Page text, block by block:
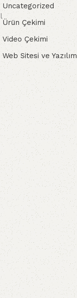
Uncategorized
Ürün Çekimi
Video Çekimi
Web Sitesi ve Yazılım